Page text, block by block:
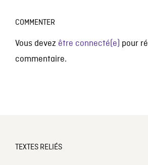
COMMENTER
Vous devez être connecté(e) pour
commentaire.
TEXTES RELIÉS